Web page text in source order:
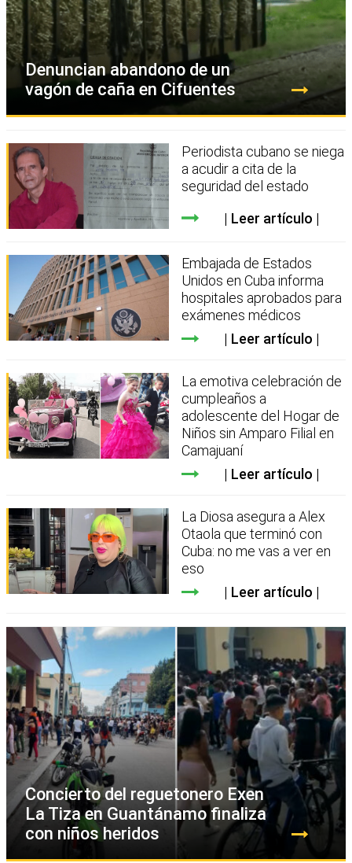
Denuncian abandono de un
vagón de caña en Cifuentes
Periodista cubano se niega
a acudir a cita de la
seguridad del estado
Leer artículo
Embajada de Estados
Unidos en Cuba informa
hospitales aprobados para
exámenes médicos
Leer artículo
La emotiva celebración de
cumpleaños a
adolescente del Hogar de
Niños sin Amparo Filial en
Camajuaní
Leer artículo
La Diosa asegura a Alex
Otaola que terminó con
Cuba: no me vas a ver en
eso
Leer artículo
Concierto del reguetonero Exen
La Tiza en Guantánamo finaliza
con niños heridos